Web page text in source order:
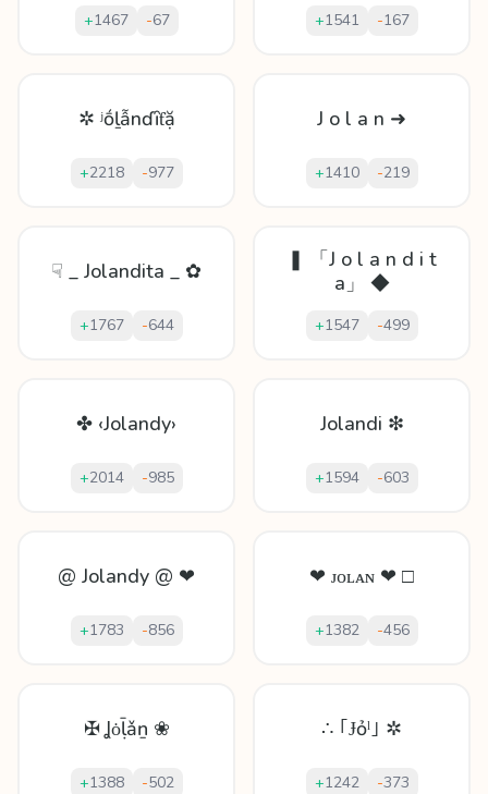
+1467 -67 +1541 -167
✲ ʲṓḻẫnɗȋƭặ
+2218 -977
J o l a n ➜
+1410 -219
☟ _ Jolandita _ ✿
+1767 -644
❚ 「J o l a n d i t
a」 ◆
+1547 -499
✤ ‹Jolandy›
+2014 -985
Jolandi ❇
+1594 -603
@ Jolandy @ ❤
+1783 -856
❤ ᴊᴏʟᴀɴ ❤ □
+1382 -456
✠ Ʝȯḹǎṉ ❀
+1388 -502
∴ ｢Ɉỏˡ｣ ✲
+1242 -373